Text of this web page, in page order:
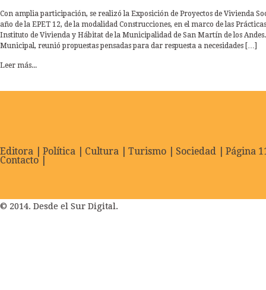
Con amplia participación, se realizó la Exposición de Proyectos de Vivienda
año de la EPET 12, de la modalidad Construcciones, en el marco de las
Instituto de Vivienda y Hábitat de la Municipalidad de San Martín de los Andes.
Municipal, reunió propuestas pensadas para dar respuesta a necesidades […]
Leer más...
Editora | Política | Cultura | Turismo | Sociedad | Página
Contacto |
© 2014. Desde el Sur Digital.